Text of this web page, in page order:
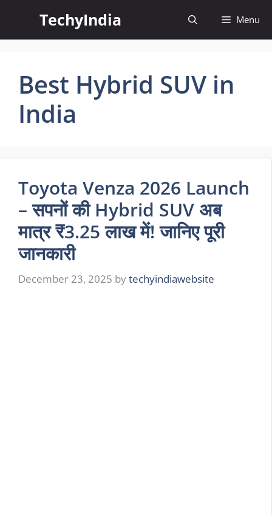
content
TechyIndia Menu
Best Hybrid SUV in
India
Toyota Venza 2026 Launch
– सपनों की Hybrid SUV अब
मात्र ₹3.25 लाख में! जानिए पूरी
जानकारी
December 23, 2025 bytechyindiawebsite